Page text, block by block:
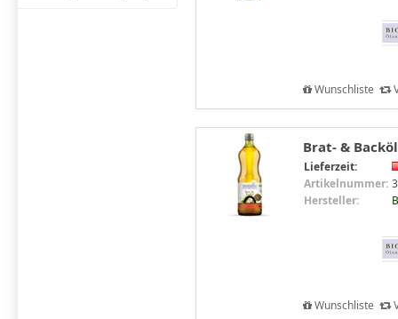
Wunschliste
Brat- &
Lieferzeit:
Artikelnummer:
Hersteller:
Wunschliste